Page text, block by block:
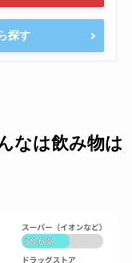
探す
なは飲み物は